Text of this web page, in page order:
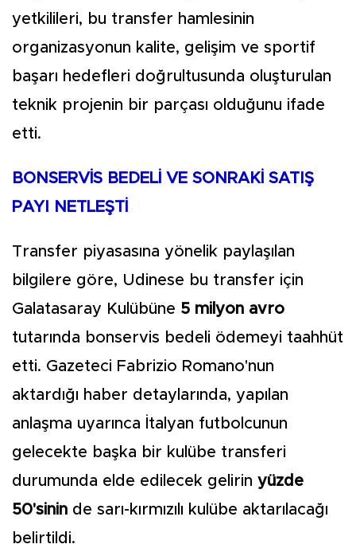
yetkilileri, bu transfer hamlesinin
organizasyonun kalite, gelişim ve sportif
başarı hedefleri doğrultusunda oluşturulan
teknik projenin bir parçası olduğunu ifade
etti.
BONSERVİS BEDELİ VE SONRAKİ SATIŞ
PAYI NETLEŞTİ
Transfer piyasasına yönelik paylaşılan
bilgilere göre, Udinese bu transfer için
Galatasaray Kulübüne 5 milyon avro
tutarında bonservis bedeli ödemeyi taahhüt
etti. Gazeteci Fabrizio Romano'nun
aktardığı haber detaylarında, yapılan
anlaşma uyarınca İtalyan futbolcunun
gelecekte başka bir kulübe transferi
durumunda elde edilecek gelirin yüzde
50'sinin de sarı-kırmızılı kulübe aktarılacağı
belirtildi.